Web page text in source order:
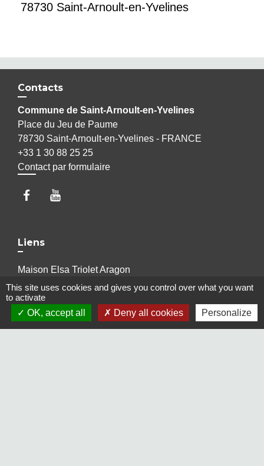
78730 Saint-Arnoult-en-Yvelines
Contacts
Commune de Saint-Arnoult-en-Yvelines
Place du Jeu de Paume
78730 Saint-Arnoult-en-Yvelines - FRANCE
+33 1 30 88 25 25
Contact par formulaire
Liens
Maison Elsa Triolet Aragon
Office du Tourisme
Médiathèque "Les yeux d'Elsa"
Le Cratère, salle de cinéma et de spectacles
This site uses cookies and gives you control over what you want
to activate
OK, accept all
Deny all cookies Personalize